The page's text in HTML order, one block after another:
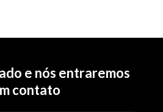
e nós entraremos
contato